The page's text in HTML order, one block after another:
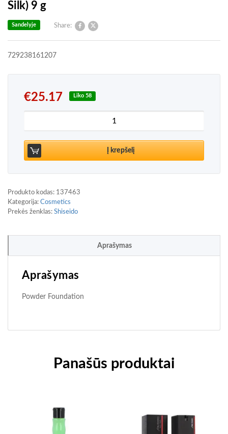
Silk) 9 g
Share:
Sandelyje
729238161207
€25.17 Liko 58
produkto kiekis: Shiseido Synchro Skin Self-
Į krepšelį
Produkto kodas: 137463
Kategorija: Cosmetics
Prekės ženklas: Shiseido
Aprašymas
Aprašymas
Powder Foundation
Panašūs produktai